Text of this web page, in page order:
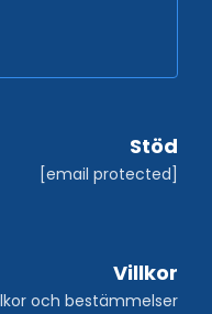
Stöd
[email protected]
Villkor
och bestämmelser